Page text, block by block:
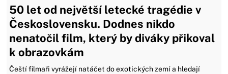
50 let od největší letecké tragédie v
Československu. Dodnes nikdo
nenatočil film, který by diváky přikoval
k obrazovkám
Čeští filmaři vyrážejí natáčet do exotických zemí a hledají